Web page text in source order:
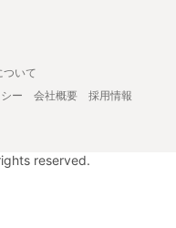
ついて
ー 会社概要
採用情報
reserved.